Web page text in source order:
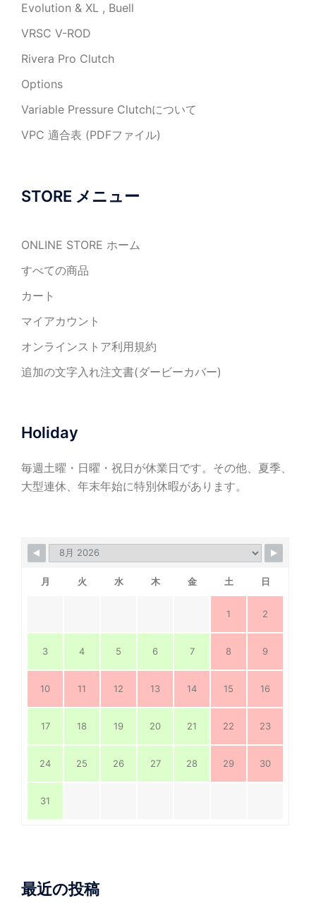
Evolution & XL , Buell
VRSC V-ROD
Rivera Pro Clutch
Options
Variable Pressure Clutchについて
VPC 適合表 (PDFファイル)
STORE メニュー
ONLINE STORE ホーム
すべての商品
カート
マイアカウント
オンラインストア利用規約
追加の文字入れ注文書(ダービーカバー)
Holiday
毎週土曜・日曜・祝日が休業日です。その他、夏季、
大型連休、年末年始に特別休暇があります。
月 火 水 木 金 土 日
1 2
3 4 5 6 7 8 9
10 11 12 13 14 15 16
17 18 19 20 21 22 23
24 25 26 27 28 29 30
31
最近の投稿